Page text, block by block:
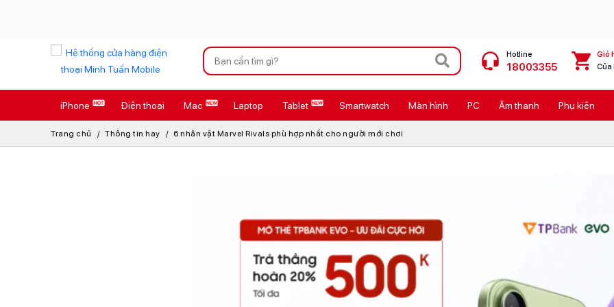
Xu hướng tìm kiếm
iPhone 17 Pro Max
AirTag 2 Mới Galaxy Z8 Series
Osmo Pocket 4 Ốp lưng Apple
Loa Marshall Cốc sạc Apple
Hotline
18003355
Giỏ
Của
iPhone Điện thoại Mac Laptop Tablet Smartwatch Màn hình PC Âm thanh Phụ kiện
Trang chủ Thông tin hay 6 nhân vật Marvel Rivals phù hợp nhất cho người mới chơi